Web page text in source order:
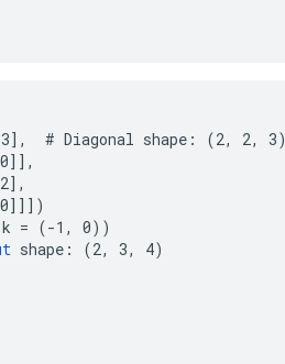
# Diagonal shape: (2, 2, 3)
k = (-1, 0))
shape: (2, 3, 4)